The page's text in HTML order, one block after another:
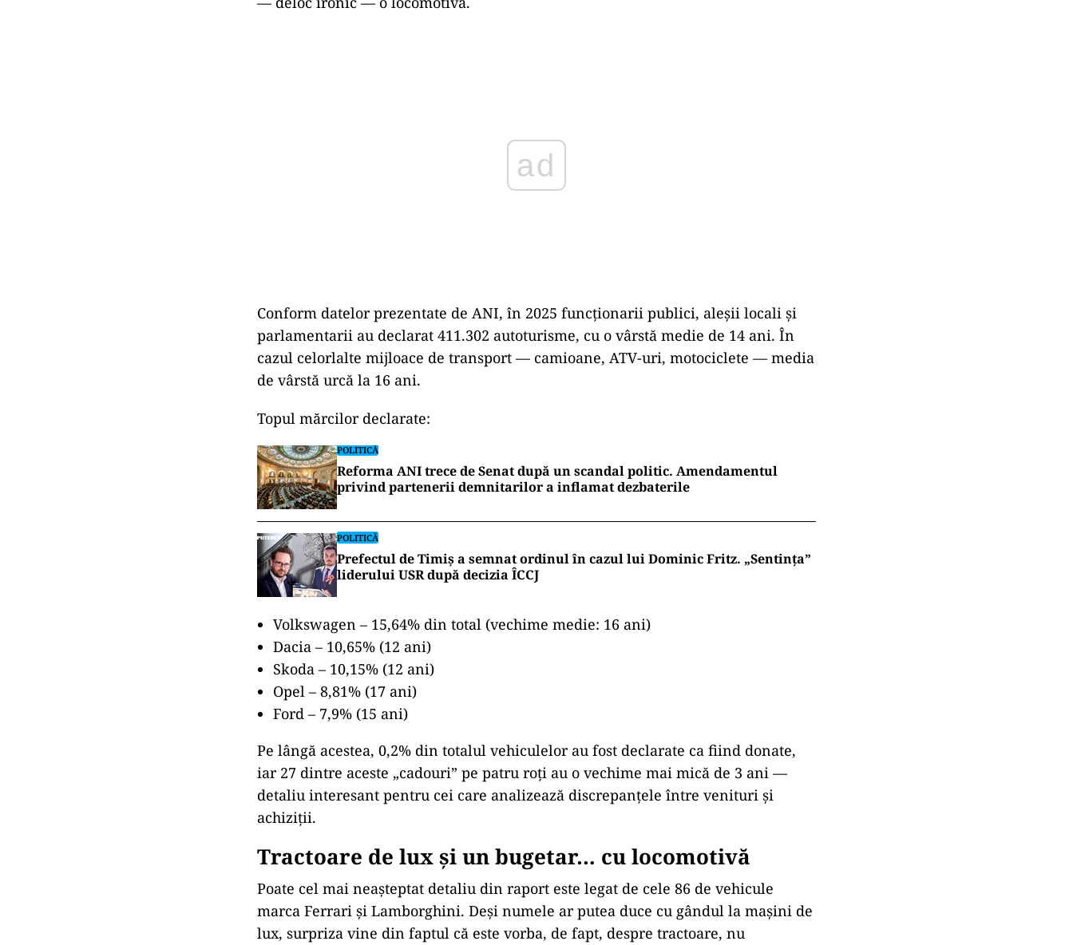
Conform datelor prezentate de ANI, în 2025 funcționarii publici, aleșii locali și
parlamentarii au declarat 411.302 autoturisme, cu o vârstă medie de 14 ani. În
cazul celorlalte mijloace de transport — camioane, ATV-uri, motociclete — media
de vârstă urcă la 16 ani.
Topul mărcilor declarate:
POLITICĂ
Reforma ANI trece de Senat după un scandal politic. Amendamentul
privind partenerii demnitarilor a inflamat dezbaterile
POLITICĂ
Prefectul de Timiș a semnat ordinul în cazul lui Dominic Fritz. „Sentința”
liderului USR după decizia ÎCCJ
Volkswagen – 15,64% din total (vechime medie: 16 ani)
Dacia – 10,65% (12 ani)
Skoda – 10,15% (12 ani)
Opel – 8,81% (17 ani)
Ford – 7,9% (15 ani)
Pe lângă acestea, 0,2% din totalul vehiculelor au fost declarate ca fiind donate,
iar 27 dintre aceste „cadouri” pe patru roți au o vechime mai mică de 3 ani —
detaliu interesant pentru cei care analizează discrepanțele între venituri și
achiziții.
Tractoare de lux și un bugetar… cu locomotivă
Poate cel mai neașteptat detaliu din raport este legat de cele 86 de vehicule
marca Ferrari și Lamborghini. Deși numele ar putea duce cu gândul la mașini de
lux, surpriza vine din faptul că este vorba, de fapt, despre tractoare, nu